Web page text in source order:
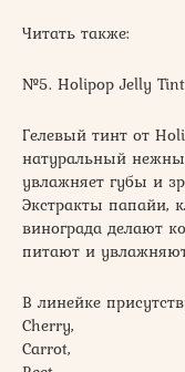
Читать также:
№5. Holipop Jelly Tint
Гелевый тинт от
натуральный
увлажняет губы и
Экстракты папайи,
винограда делают
питают и
В линейке
Cherry,
Carrot,